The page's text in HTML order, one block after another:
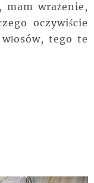
mam wrażenie,
oczywiście
włosów, tego te